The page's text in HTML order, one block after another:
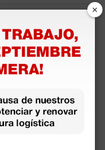
Tablas de Lea
×